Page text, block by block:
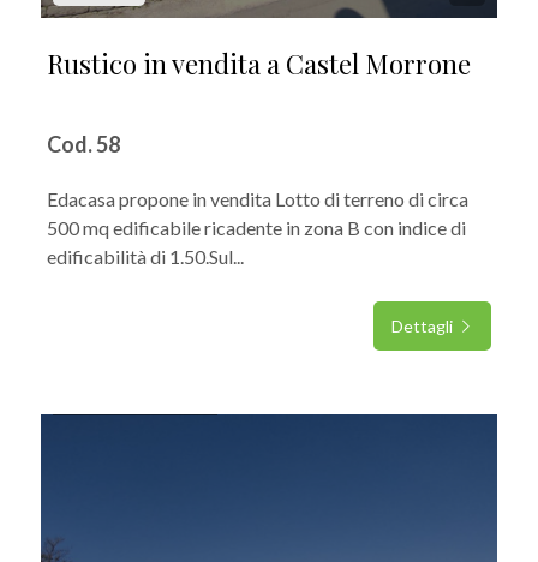
Rustico in vendita a Castel Morrone
Cod. 58
Edacasa propone in vendita Lotto di terreno di circa
500 mq edificabile ricadente in zona B con indice di
edificabilità di 1.50.Sul...
Dettagli